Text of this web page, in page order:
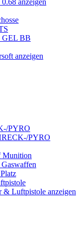
anzeigen
BB
anzeigen
PYRO
PYRO
Munition
Luftpistole anzeigen